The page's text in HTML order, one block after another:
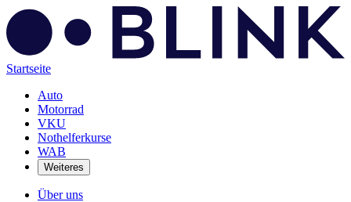
Startseite
Auto
Motorrad
VKU
Nothelferkurse
WAB
Weiteres
Über uns